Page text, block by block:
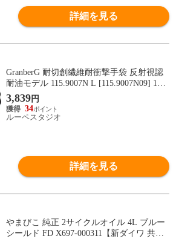
詳細を見る
GranberG 耐切創繊維耐衝撃手袋 反射視認
耐油モデル 115.9007N L [115.9007N09] 115.
9007N09 販売単位：1
3,839円
34
ルーペスタジオ
詳細を見る
やまびこ 純正 2サイクルオイル 4L ブルー
シールド FD X697-000311【新ダイワ 共立